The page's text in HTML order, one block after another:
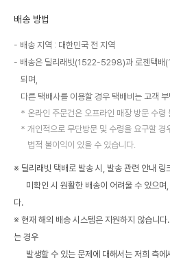
배송 방법
배송 지역 : 대한민국 전 지역
배송은 딜리래빗(1522-5298)과 로젠택
되며,
다른 택배사를 이용할 경우 택배비는 고객 부
온라인 주문건은 오프라인 매장 방문 수령
개인적으로 무단방문 및 수령을 요구할 경
법적 불이익이 있을 수 있습니다.
※ 딜리래빗 택배로 발송 시, 발송 관련 안내 링
미확인 시 원활한 배송이 어려울 수 있으며,
다.
※ 현재 해외 배송 시스템은 지원하지 않습니
는 경우
발생할 수 있는 문제에 대해서는 저희 측에